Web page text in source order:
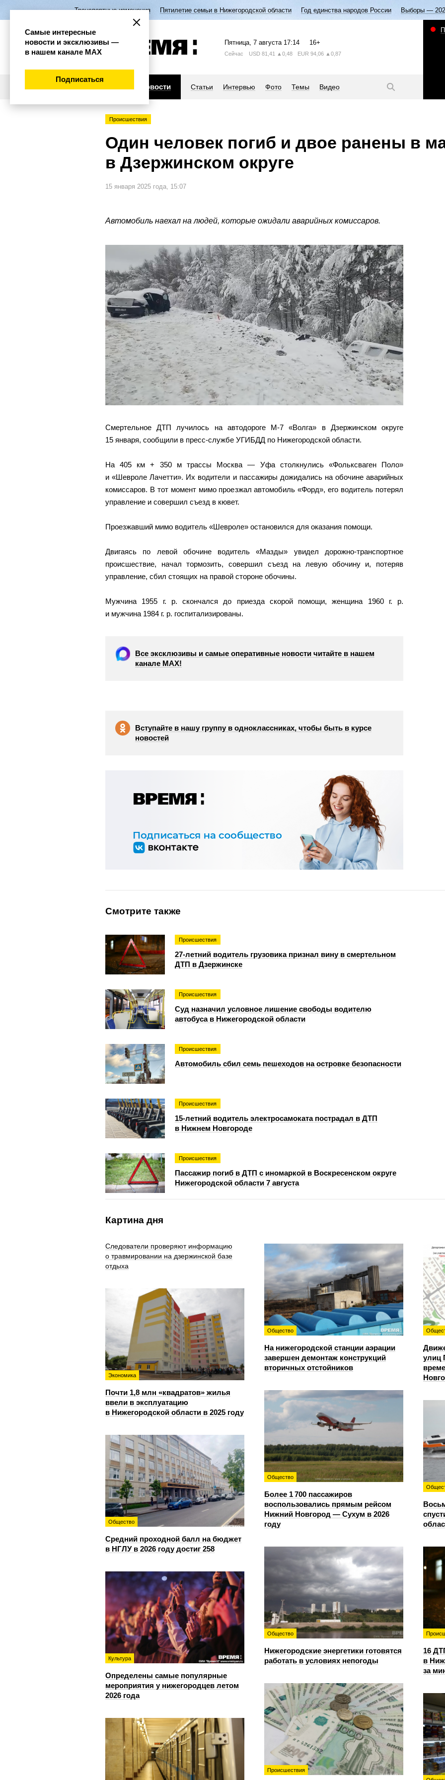
Транспортные изменения Пятилетие семьи в Нижегородской области Год единства народов России Выборы —
Пятница, 7 августа 17:14 16+
Сейчас USD 81,41 ▲0,48 EUR 94,06 ▲0,87
Новости Статьи Интервью Фото Темы Видео
Происшествия
Один человек погиб и двое ранены в
в Дзержинском округе
15 января 2025 года, 15:07
Автомобиль наехал на людей, которые ожидали аварийных комиссаров.
Смертельное ДТП лучилось на автодороге М-7 «Волга» в Дзержинском округе
15 января, сообщили в пресс-службе УГИБДД по Нижегородской области.
На 405 км + 350 м трассы Москва — Уфа столкнулись «Фольксваген Поло»
и «Шевроле Лачетти». Их водители и пассажиры дожидались на обочине аварийных
комиссаров. В тот момент мимо проезжал автомобиль «Форд», его водитель потерял
управление и совершил съезд в кювет.
Проезжавший мимо водитель «Шевроле» остановился для оказания помощи.
Двигаясь по левой обочине водитель «Мазды» увидел дорожно-транспортное
происшествие, начал тормозить, совершил съезд на левую обочину и, потеряв
управление, сбил стоящих на правой стороне обочины.
Мужчина 1955 г. р. скончался до приезда скорой помощи, женщина 1960 г. р.
и мужчина 1984 г. р. госпитализированы.
Все эксклюзивы и самые оперативные новости читайте в нашем
канале МАХ!
Вступайте в нашу группу в одноклассниках, чтобы быть в курсе
новостей
Смотрите также
Происшествия
27-летний водитель грузовика признал вину в смертельном
ДТП в Дзержинске
Происшествия
Суд назначил условное лишение свободы водителю
автобуса в Нижегородской области
Происшествия
Автомобиль сбил семь пешеходов на островке безопасности
Происшествия
15-летний водитель электросамоката пострадал в ДТП
в Нижнем Новгороде
Происшествия
Пассажир погиб в ДТП с иномаркой в Воскресенском округе
Нижегородской области 7 августа
Картина дня
Следователи проверяют информацию
о травмировании на дзержинской базе
отдыха
Общество
На нижегородской станции аэрации
завершен демонтаж конструкций
вторичных отстойников
улиц
Экономика
Почти 1,8 млн «квадратов» жилья
ввели в эксплуатацию
в Нижегородской области в 2025 году
Общество
Более 1 700 пассажиров
воспользовались прямым рейсом
Нижний Новгород — Сухум в 2026
году
Общество
Средний проходной балл на бюджет
в НГЛУ в 2026 году достиг 258
Общество
Нижегородские энергетики готовятся
работать в условиях непогоды
16
в
за
Культура
Определены самые популярные
мероприятия у нижегородцев летом
2026 года
Происшествия
Самые интересные
новости и эксклюзивы —
в нашем канале МАХ
Подписаться